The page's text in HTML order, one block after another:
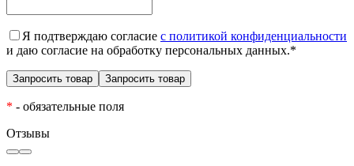
Я подтверждаю согласие с политикой конфиденциальности
и даю согласие на обработку персональных данных.*
* - обязательные поля
Отзывы